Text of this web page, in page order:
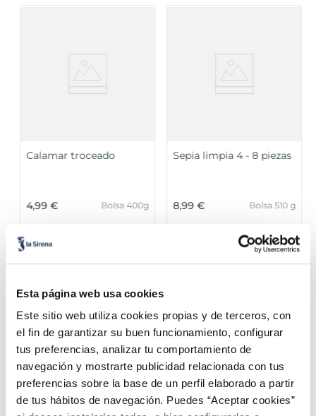
Esta página web usa cookies
Este sitio web utiliza cookies propias y de terceros, con
el fin de garantizar su buen funcionamiento, configurar
tus preferencias, analizar tu comportamiento de
navegación y mostrarte publicidad relacionada con tus
preferencias sobre la base de un perfil elaborado a partir
de tus hábitos de navegación. Puedes “Aceptar cookies”
Calamar troceado
4,99 € Bolsa 400g
Sepia limpia 4 - 8 piezas
8,99 € Bolsa 510 g
Añadir
¡Combínalo y hazte un menú de 10!